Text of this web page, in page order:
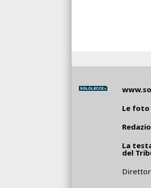
Le foto
La
del